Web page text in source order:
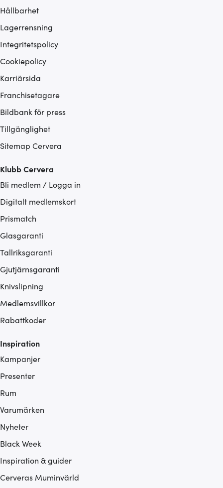
Hållbarhet
Lagerrensning
Integritetspolicy
Cookiepolicy
Karriärsida
Franchisetagare
Bildbank för press
Tillgänglighet
Sitemap Cervera
Klubb Cervera
Bli medlem / Logga in
Digitalt medlemskort
Prismatch
Glasgaranti
Tallriksgaranti
Gjutjärnsgaranti
Knivslipning
Medlemsvillkor
Rabattkoder
Inspiration
Kampanjer
Presenter
Rum
Varumärken
Nyheter
Black Week
Inspiration & guider
Cerveras Muminvärld